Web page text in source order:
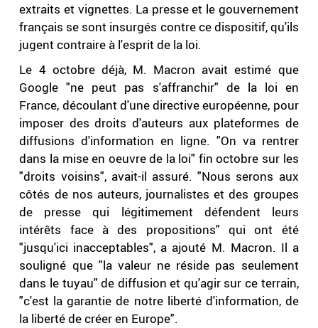
extraits et vignettes. La presse et le gouvernement
français se sont insurgés contre ce dispositif, qu'ils
jugent contraire à l'esprit de la loi.
Le 4 octobre déjà, M. Macron avait estimé que
Google "ne peut pas s'affranchir" de la loi en
France, découlant d'une directive européenne, pour
imposer des droits d'auteurs aux plateformes de
diffusions d'information en ligne. "On va rentrer
dans la mise en oeuvre de la loi" fin octobre sur les
"droits voisins", avait-il assuré. "Nous serons aux
côtés de nos auteurs, journalistes et des groupes
de presse qui légitimement défendent leurs
intérêts face à des propositions" qui ont été
"jusqu'ici inacceptables", a ajouté M. Macron. Il a
souligné que "la valeur ne réside pas seulement
dans le tuyau" de diffusion et qu'agir sur ce terrain,
"c'est la garantie de notre liberté d'information, de
la liberté de créer en Europe".